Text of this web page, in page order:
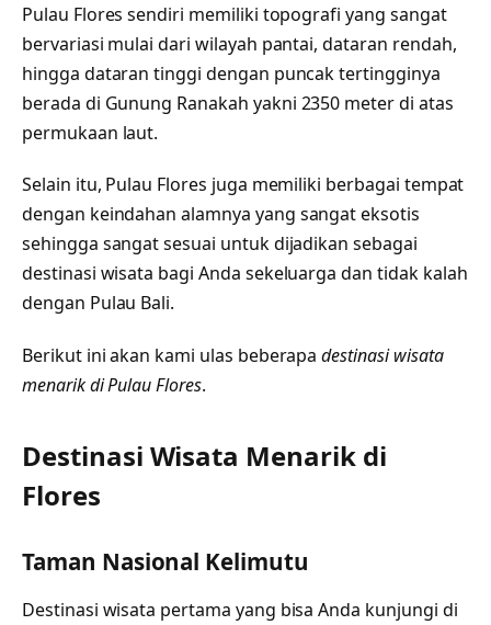
Pulau Flores sendiri memiliki topografi yang sangat
bervariasi mulai dari wilayah pantai, dataran rendah,
hingga dataran tinggi dengan puncak tertingginya
berada di Gunung Ranakah yakni 2350 meter di atas
permukaan laut.
Selain itu, Pulau Flores juga memiliki berbagai tempat
dengan keindahan alamnya yang sangat eksotis
sehingga sangat sesuai untuk dijadikan sebagai
destinasi wisata bagi Anda sekeluarga dan tidak kalah
dengan Pulau Bali.
Berikut ini akan kami ulas beberapadestinasi wisata
menarik di Pulau Flores.
Destinasi Wisata Menarik di
Flores
Taman Nasional Kelimutu
Destinasi wisata pertama yang bisa Anda kunjungi di